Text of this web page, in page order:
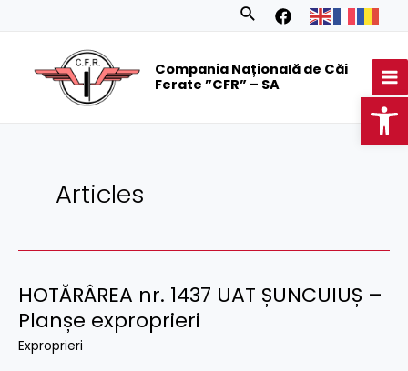
Search
Compania Națională de Căi
Ferate ”CFR” – SA
Articles
HOTĂRÂREA nr. 1437 UAT ȘUNCUIUȘ –
Planșe exproprieri
Exproprieri